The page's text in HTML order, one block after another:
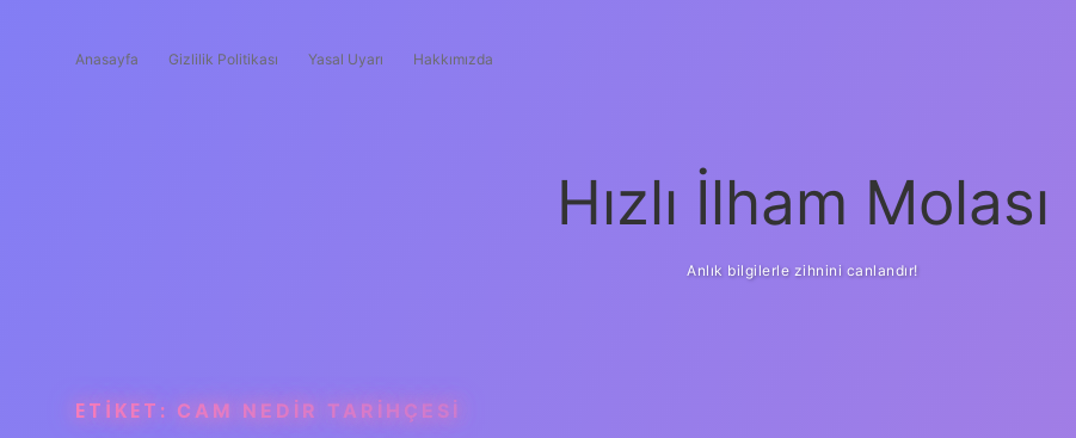
Anasayfa Gizlilik Politikası Yasal Uyarı Hakkımızda
Hızlı İlham Molası
Anlık bilgilerle zihnini canlandır!
ETIKET: CAM NEDIR TARIHÇESI